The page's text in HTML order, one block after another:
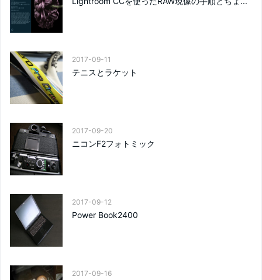
2017-09-11
テニスとラケット
2017-09-20
ニコンF2フォトミック
2017-09-12
Power Book2400
2017-09-16